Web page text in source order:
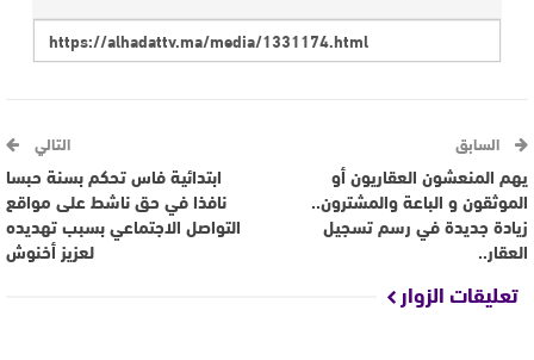
السابق
يهم المنعشون العقاريون أو
الموثقون و الباعة والمشترون..
زيادة جديدة في رسم تسجيل
العقار..
التالي
ابتدائية فاس تحكم بسنة حبسا
نافذا في حق ناشط على مواقع
التواصل الاجتماعي بسبب تهديده
لعزيز أخنوش
تعليقات الزوار